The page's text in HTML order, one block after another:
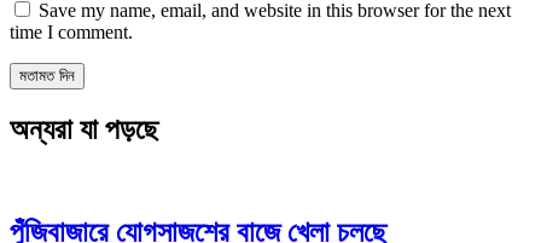
Save my name, email, and website in this browser for the next
time I comment.
অন্যরা যা পড়ছে
পুঁজিবাজারে যোগসাজশের বাজে খেলা চলছে